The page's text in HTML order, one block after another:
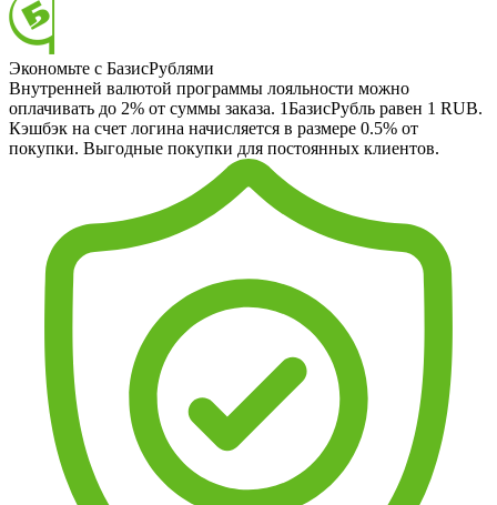
Экономьте с БазисРублями
Внутренней валютой программы лояльности можно
оплачивать до 2% от суммы заказа. 1БазисРубль равен 1 RUB.
Кэшбэк на счет логина начисляется в размере 0.5% от
покупки. Выгодные покупки для постоянных клиентов.